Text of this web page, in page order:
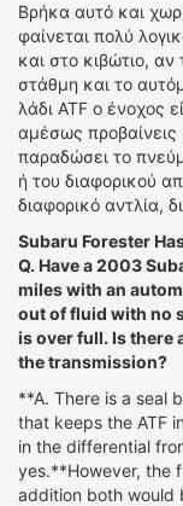
Βρήκα αυτό και
φαίνεται πολύ
και στο κιβώτιο, αν
στάθμη και το
λάδι ATF ο ένοχος
αμέσως προβαίνεις
παραδώσει το
ή του διαφορικού
διαφορικό αντλία,
Subaru Forester
Q. Have a 2003
miles with an
out of fluid with no
is over full. Is there
the transmission?
**A. There is a seal
that keeps the ATF
in the differential
yes.**However, the
addition both would